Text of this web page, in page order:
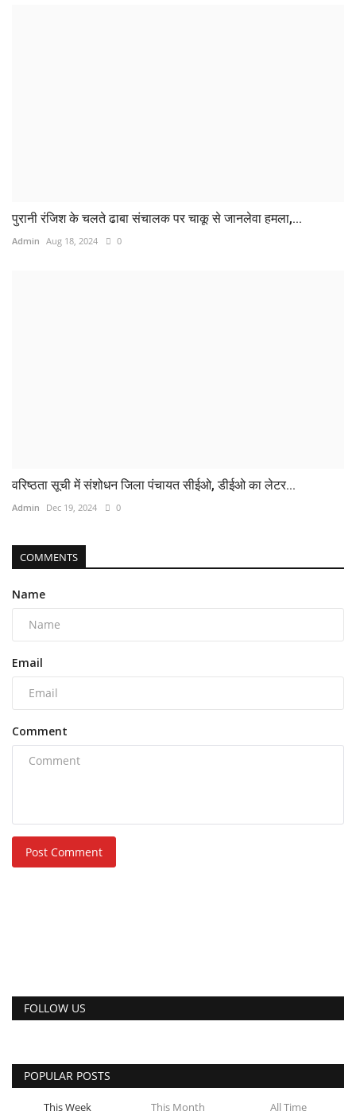
पुरानी रंजिश के चलते ढाबा संचालक पर चाकू से जानलेवा हमला,...
Admin Aug 18, 2024 0
वरिष्ठता सूची में संशोधन जिला पंचायत सीईओ, डीईओ का लेटर...
Admin Dec 19, 2024 0
COMMENTS
Name
Email
Comment
Post Comment
FOLLOW US
POPULAR POSTS
This Week This Month All Time